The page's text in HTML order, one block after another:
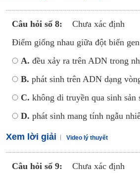
Câu hỏi số 8:
Chưa xác định
Điểm giống nhau giữa đột biến
A. đều xảy ra trên ADN trong
B. phát sinh trên ADN dạng
C. không di truyền qua sinh sản
D. phát sinh mang tính ngẫu
Xem lời giải Video lý thuyết
Câu hỏi số 9:
Chưa xác định